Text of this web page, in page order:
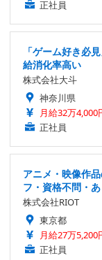
正社員
「ゲーム好き必
給消化率高い
株式会社大斗
神奈川県
月給32万4,000
正社員
アニメ・映像作
フ・資格不問・
株式会社RIOT
東京都
月給27万5,200
正社員